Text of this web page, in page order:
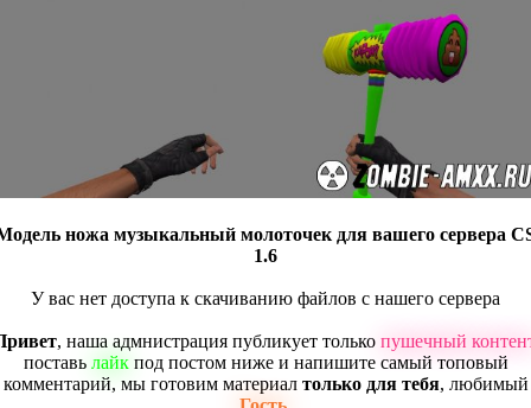
ножа музыкальный молоточек для вашего сервера
1.6
У вас нет доступа к скачиванию файлов с нашего сервера
, наша адмнистрация публикует только пушечный
поставь лайкпод постом ниже и напишите самый топовый
комментарий, мы готовим материал только для тебя, любимый